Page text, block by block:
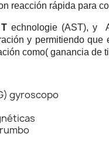
reacción rápida para
Technologie (AST), y
y permitiendo
como( ganancia de
gyroscopo